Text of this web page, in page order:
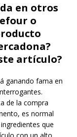
en otros
o
artículo?
ganando fama en
de la compra
es normal
que